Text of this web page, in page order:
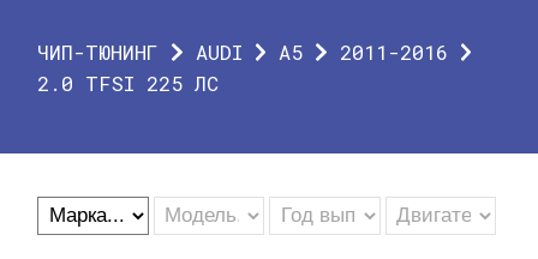
О КОМПАНИИ
ГАРАНТИЯ
ЧИП-ТЮНИНГ AUDI A5
2011-2016
2.0 TFSI 225 ЛС